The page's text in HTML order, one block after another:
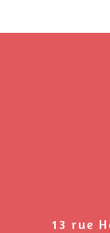
13 rue Hôtel de Ville 27480 Lyons la